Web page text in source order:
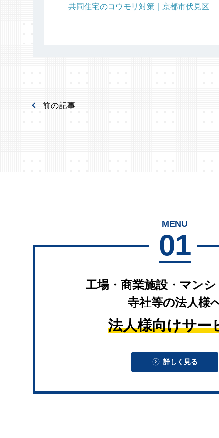
共同住宅のコウモリ対策｜京都市伏見区
前の記事
MENU
01
工場・商業施設・マン
寺社等の法人様
法人様向けサー
詳しく見る